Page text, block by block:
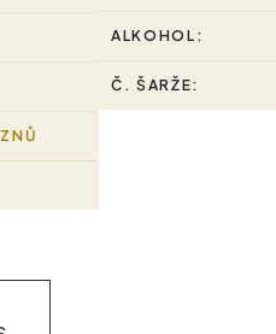
ALKOHOL:
Č. ŠARŽE: